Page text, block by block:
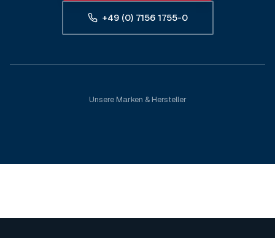
+49 (0) 7156 1755-0
Unsere Marken & Hersteller